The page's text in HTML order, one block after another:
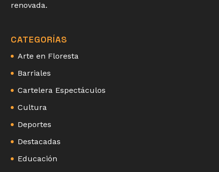
renovada.
CATEGORÍAS
Arte en Floresta
Barriales
Cartelera Espectáculos
Cultura
Deportes
Destacadas
Educación